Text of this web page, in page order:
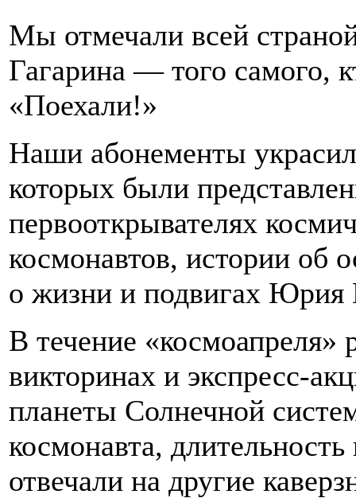
Мы отмечали всей
Гагарина — того самого,
«Поехали!»
Наши абонементы
которых были
первооткрывателях
космонавтов, истории об
о жизни и подвигах Юрия
В течение «космоапреля»
викторинах и экспресс-
планеты Солнечной
космонавта,
отвечали на другие